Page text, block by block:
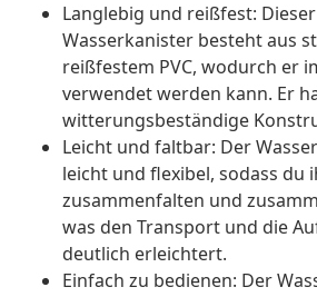
Langlebig und reißfest:
Wasserkanister besteht aus
reißfestem PVC, wodurch er
verwendet werden kann. Er
witterungsbeständige
Leicht und faltbar: Der
leicht und flexibel, sodass du
zusammenfalten und
was den Transport und die
deutlich erleichtert.
Einfach zu bedienen: Der